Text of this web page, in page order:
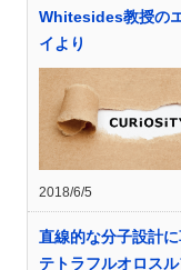
Whitesides教授の
イより
2018/6/5
直線的な分子設計
テトラフルオロス